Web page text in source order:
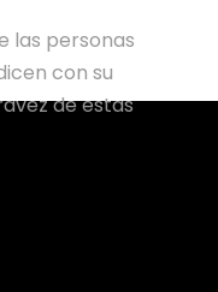
las personas
con su
de estas